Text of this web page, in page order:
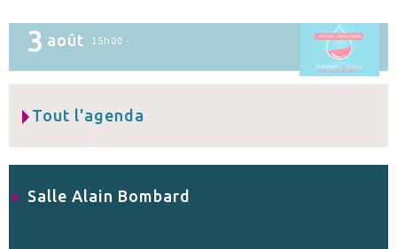
3 août 15h00 -
Tout l'agenda
Salle Alain Bombard